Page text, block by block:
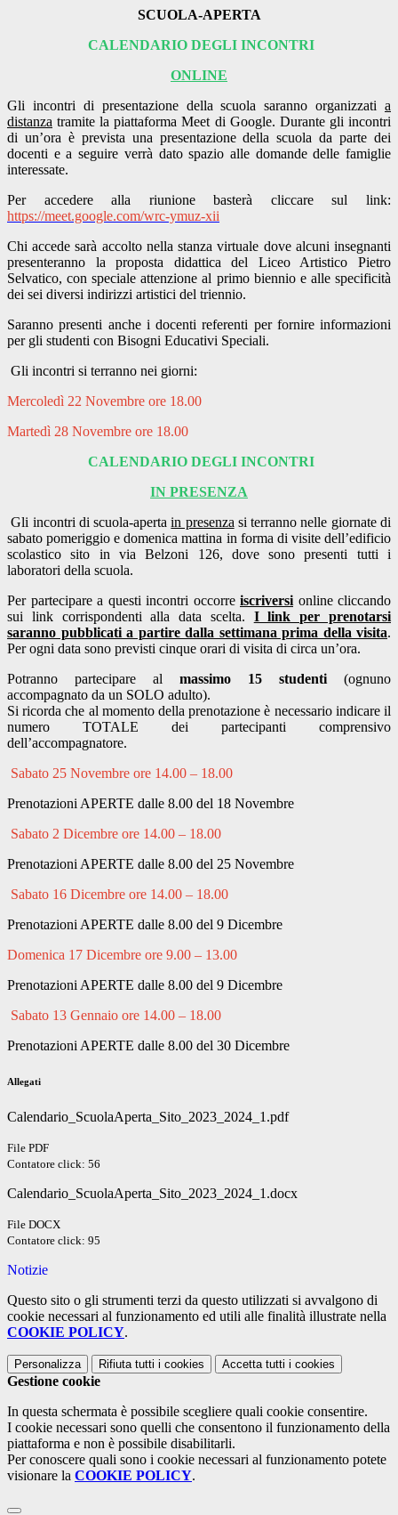
SCUOLA-APERTA
CALENDARIO DEGLI INCONTRI
ONLINE
Gli incontri di presentazione della scuola saranno organizzati a
distanza tramite la piattaforma Meet di Google. Durante gli incontri
di un’ora è prevista una presentazione della scuola da parte dei
docenti e a seguire verrà dato spazio alle domande delle famiglie
interessate.
Per accedere alla riunione basterà cliccare sul link:
https://meet.google.com/wrc-ymuz-xii
Chi accede sarà accolto nella stanza virtuale dove alcuni insegnanti
presenteranno la proposta didattica del Liceo Artistico Pietro
Selvatico, con speciale attenzione al primo biennio e alle specificità
dei sei diversi indirizzi artistici del triennio.
Saranno presenti anche i docenti referenti per fornire informazioni
per gli studenti con Bisogni Educativi Speciali.
Gli incontri si terranno nei giorni:
Mercoledì 22 Novembre ore 18.00
Martedì 28 Novembre ore 18.00
CALENDARIO DEGLI INCONTRI
IN PRESENZA
Gli incontri di scuola-apertain presenza si terranno nelle giornate di
sabato pomeriggio e domenica mattina in forma di visite dell’edificio
scolastico sito in via Belzoni 126, dove sono presenti tutti i
laboratori della scuola.
Per partecipare a questi incontri occorre iscriversi online cliccando
sui link corrispondenti alla data scelta. I link per prenotarsi
saranno pubblicati a partire dalla settimana prima della visita.
Per ogni data sono previsti cinque orari di visita di circa un’ora.
Potranno partecipare al massimo 15 studenti (ognuno
accompagnato da un SOLO adulto).
Si ricorda che al momento della prenotazione è necessario indicare il
numero TOTALE dei partecipanti comprensivo
dell’accompagnatore.
Sabato 25 Novembre ore 14.00 – 18.00
Prenotazioni APERTE dalle 8.00 del 18 Novembre
Sabato 2 Dicembre ore 14.00 – 18.00
Prenotazioni APERTE dalle 8.00 del 25 Novembre
Sabato 16 Dicembre ore 14.00 – 18.00
Prenotazioni APERTE dalle 8.00 del 9 Dicembre
Domenica 17 Dicembre ore 9.00 – 13.00
Prenotazioni APERTE dalle 8.00 del 9 Dicembre
Sabato 13 Gennaio ore 14.00 – 18.00
Prenotazioni APERTE dalle 8.00 del 30 Dicembre
Allegati
Calendario_ScuolaAperta_Sito_2023_2024_1.pdf
File PDF
Contatore click: 56
Calendario_ScuolaAperta_Sito_2023_2024_1.docx
File DOCX
Contatore click: 95
Notizie
Questo sito o gli strumenti terzi da questo utilizzati si avvalgono di
cookie necessari al funzionamento ed utili alle finalità illustrate nella
COOKIE POLICY.
Personalizza Rifiuta tutti i cookies Accetta tutti i cookies
Gestione cookie
In questa schermata è possibile scegliere quali cookie consentire.
I cookie necessari sono quelli che consentono il funzionamento della
piattaforma e non è possibile disabilitarli.
Per conoscere quali sono i cookie necessari al funzionamento potete
visionare la COOKIE POLICY.